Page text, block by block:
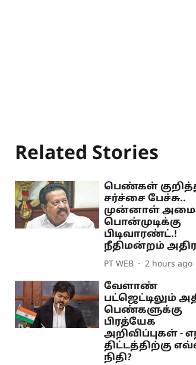
Related Stories
பெண்கள்
சர்ச்சை பேச்சு..
முன்னாள்
பொன்முடிக்கு
பிடிவாரண்ட்.!
நீதிமன்றம்
PT WEB 2 hours ago
வேளாண்
பட்ஜெட்டிலும்
பெண்களுக்கு
பிரத்யேக
அறிவிப்புகள் -
திட்டத்திற்கு
நிதி?